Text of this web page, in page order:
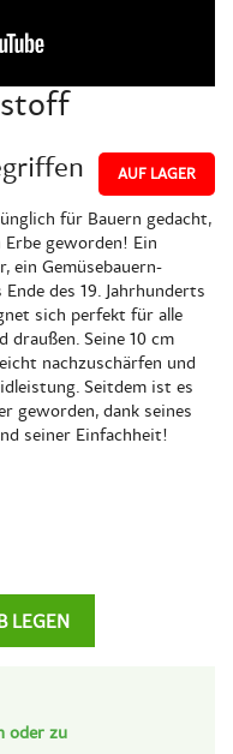
AUF LAGER
für Bauern gedacht,
geworden! Ein
ein Gemüsebauern-
des 19. Jahrhunderts
sich perfekt für alle
draußen. Seine 10 cm
nachzuschärfen und
Seitdem ist es
geworden, dank seines
seiner Einfachheit!
LEGEN
oder zu